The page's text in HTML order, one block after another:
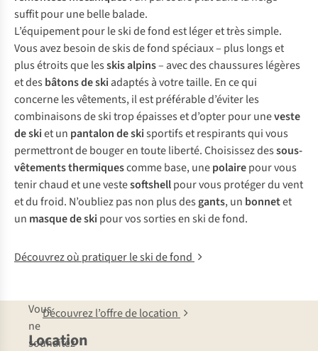
suffit pour une belle balade.
L’équipement pour le ski de fond est léger et très simple.
Vous avez besoin de skis de fond spéciaux – plus longs et
plus étroits que lesskis alpins– avec des chaussures légères
et des bâtons de ski adaptés à votre taille. En ce qui
concerne les vêtements, il est préférable d’éviter les
combinaisons de ski trop épaisses et d’opter pour uneveste
de skiet un pantalon de skisportifs et respirants qui vous
permettront de bouger en toute liberté. Choisissez dessous-
vêtements thermiquescomme base, unepolairepour vous
tenir chaud et une vestesoftshellpour vous protéger du vent
et du froid. N’oubliez pas non plus des gants, un bonnetet
un masque de ski pour vos sorties en ski de fond.
Découvrez où pratiquer le ski de fond
Location
Vous
ne
souhaitez
Découvrez l’offre de location